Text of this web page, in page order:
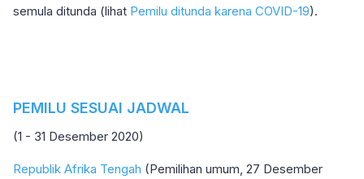
semula ditunda (lihat Pemilu ditunda karena COVID-19).
PEMILU SESUAI JADWAL
(1 - 31 Desember 2020)
Republik Afrika Tengah (Pemilihan umum, 27 Desember